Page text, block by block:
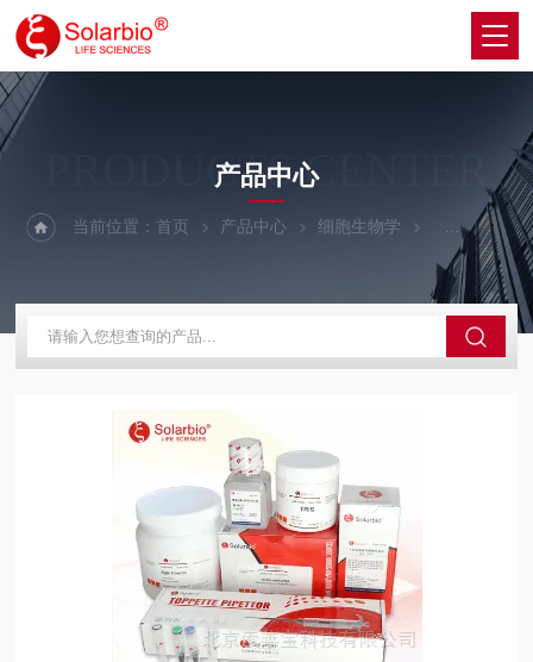
PRODUCTS CENTER
产品中心
当前位置：首页 产品中心 细胞生物学 细胞生长因子